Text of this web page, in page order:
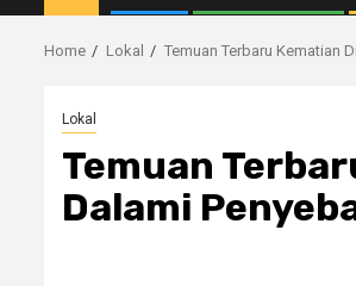
Home Lokal Temuan Terbaru Kematian
Lokal
Temuan
Dalami